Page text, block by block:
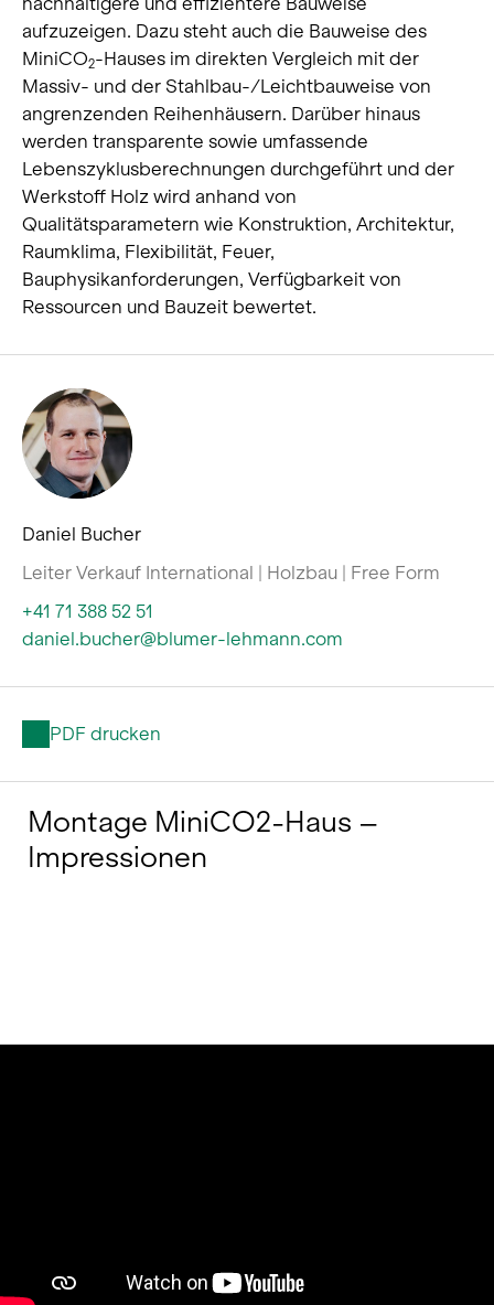
aufzuzeigen. Dazu steht auch die Bauweise des
MiniCO2-Hauses im direkten Vergleich mit der
Massiv- und der Stahlbau-/Leichtbauweise von
angrenzenden Reihenhäusern. Darüber hinaus
werden transparente sowie umfassende
Lebenszyklusberechnungen durchgeführt und der
Werkstoff Holz wird anhand von
Qualitätsparametern wie Konstruktion, Architektur,
Raumklima, Flexibilität, Feuer,
Bauphysikanforderungen, Verfügbarkeit von
Ressourcen und Bauzeit bewertet.
Daniel Bucher
Leiter Verkauf International | Holzbau | Free Form
+41 71 388 52 51
daniel.bucher@blumer-lehmann.com
PDF drucken
Montage MiniCO2-Haus –
Impressionen